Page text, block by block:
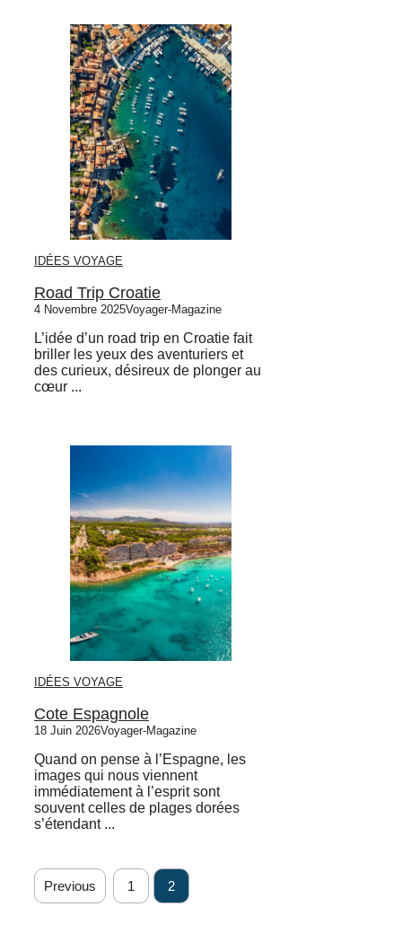
IDÉES VOYAGE
Road Trip Croatie
4 Novembre 2025Voyager-Magazine
L’idée d’un road trip en Croatie fait
briller les yeux des aventuriers et
des curieux, désireux de plonger au
cœur ...
IDÉES VOYAGE
Cote Espagnole
18 Juin 2026Voyager-Magazine
Quand on pense à l’Espagne, les
images qui nous viennent
immédiatement à l’esprit sont
souvent celles de plages dorées
s’étendant ...
Previous 1 2